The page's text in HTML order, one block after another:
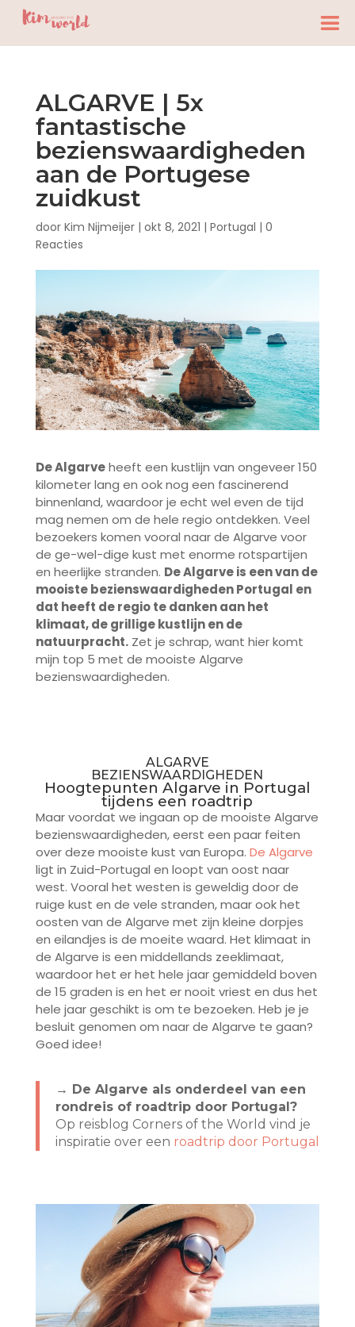
ALGARVE | 5x
fantastische
bezienswaardigheden
aan de Portugese
zuidkust
door Kim Nijmeijer| okt 8, 2021 | Portugal | 0
Reacties
De Algarveheeft een kustlijn van ongeveer 150
kilometer lang en ook nog een fascinerend
binnenland, waardoor je echt wel even de tijd
mag nemen om de hele regio ontdekken. Veel
bezoekers komen vooral naar de Algarve voor
de ge-wel-dige kust met enorme rotspartijen
en heerlijke stranden. De Algarve is een van de
mooiste bezienswaardigheden Portugal en
dat heeft de regio te danken aan het
klimaat, de grillige kustlijn en de
natuurpracht.Zet je schrap, want hier komt
mijn top 5 met de mooiste Algarve
bezienswaardigheden.
ALGARVE
BEZIENSWAARDIGHEDEN
Hoogtepunten Algarve in Portugal
tijdens een roadtrip
Maar voordat we ingaan op de mooiste Algarve
bezienswaardigheden, eerst een paar feiten
over deze mooiste kust van Europa. De Algarve
ligt in Zuid-Portugal en loopt van oost naar
west. Vooral het westen is geweldig door de
ruige kust en de vele stranden, maar ook het
oosten van de Algarve met zijn kleine dorpjes
en eilandjes is de moeite waard. Het klimaat in
de Algarve is een middellands zeeklimaat,
waardoor het er het hele jaar gemiddeld boven
de 15 graden is en het er nooit vriest en dus het
hele jaar geschikt is om te bezoeken. Heb je je
besluit genomen om naar de Algarve te gaan?
Goed idee!
→ De Algarve als onderdeel van een
rondreis of roadtrip door Portugal?
Op reisblog Corners of the World vind je
inspiratie over een roadtrip door Portugal